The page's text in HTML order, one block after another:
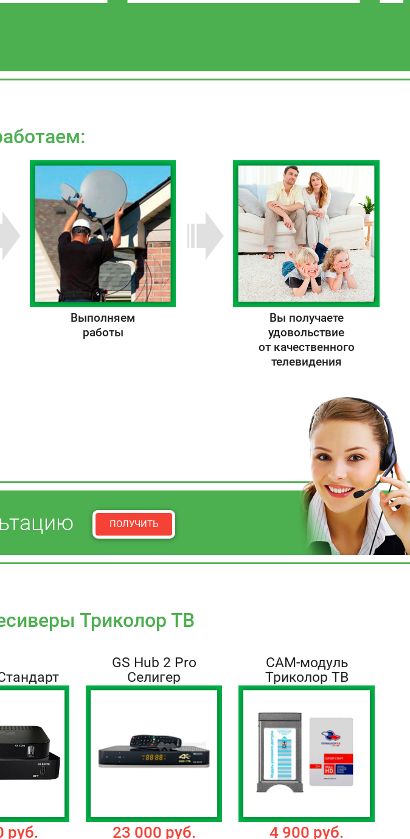
Выполняем
работы
Вы получаете
удовольствие
от качественного
телевидения
ПОЛУЧИТЬ
Триколор ТВ
руб.
GS Hub 2 Pro
Селигер
23 000 руб.
CAM-модуль
Триколор ТВ
4 900 руб.